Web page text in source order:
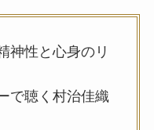
神性と心身のリ
で聴く村治佳織